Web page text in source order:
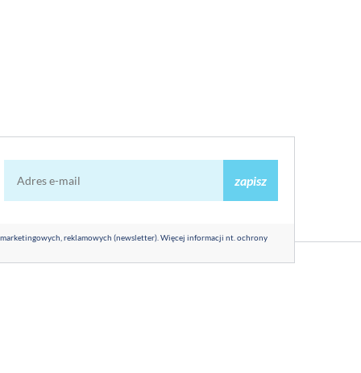
zapisz
reklamowych (newsletter). Więcej informacji nt. ochrony